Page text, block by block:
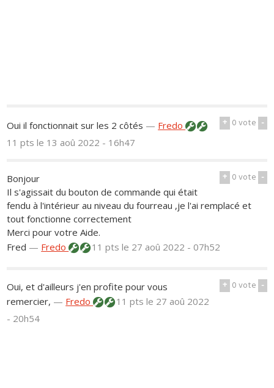
+ 0vote -
Oui il fonctionnait sur les 2 côtés — Fredo
11 ptsle 13 aoû 2022 - 16h47
+ 0vote -
Bonjour
Il s'agissait du bouton de commande qui était
fendu à l'intérieur au niveau du fourreau ,je l'ai remplacé et
tout fonctionne correctement
Merci pour votre Aide.
Fred — Fredo 11 ptsle 27 aoû 2022 - 07h52
+ 0vote -
Oui, et d'ailleurs j'en profite pour vous
remercier, — Fredo 11 ptsle 27 aoû 2022
- 20h54